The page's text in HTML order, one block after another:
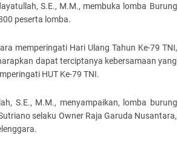
S.E., M.M., membuka lomba Burung
peserta lomba.
memperingati Hari Ulang Tahun Ke-79 TNI,
dapat terciptanya kebersamaan yang
HUT Ke-79 TNI.
S.E., M.M., menyampaikan, lomba burung
selaku Owner Raja Garuda Nusantara,